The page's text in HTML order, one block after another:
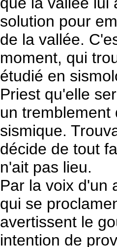
solution pour
de la vallée.
moment, qui
étudié en
Priest qu'elle
un
sismique.
décide de tout
n'ait pas lieu.
Par la voix d'un
qui se
avertissent le
intention de